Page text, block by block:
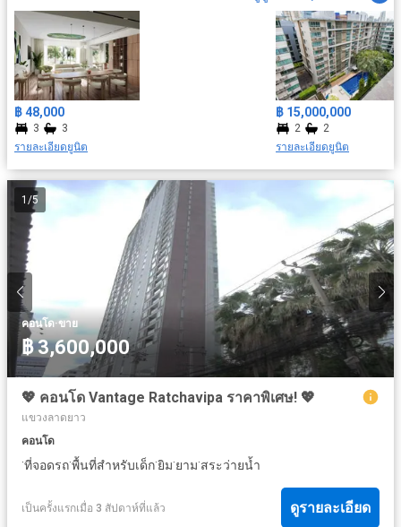
฿ 48,000
3
3
รายละเอียดยูนิต
฿ 15,000,000
2
2
รายละเอียดยูนิต
1 /5
คอนโด·ขาย
฿ 3,600,000
💖 คอนโด Vantage Ratchavipa ราคาพิเศษ! 💖
แขวงลาดยาว
คอนโด
·ที่จอดรถ·พื้นที่สำหรับเด็ก·ยิม·ยาม·สระว่ายน้ำ
เป็นครั้งแรกเมื่อ 3 สัปดาห์ที่แล้ว ดูรายละเอียด